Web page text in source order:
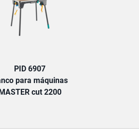
PID 6907
para máquinas
cut 2200